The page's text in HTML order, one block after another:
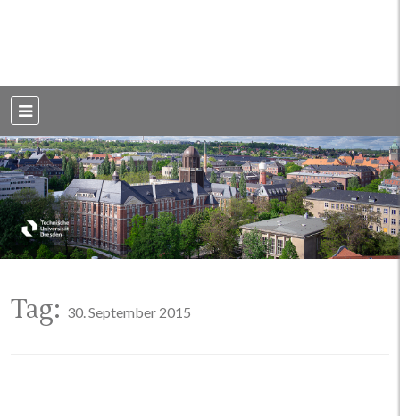
Dresden
Tag: 30. September 2015